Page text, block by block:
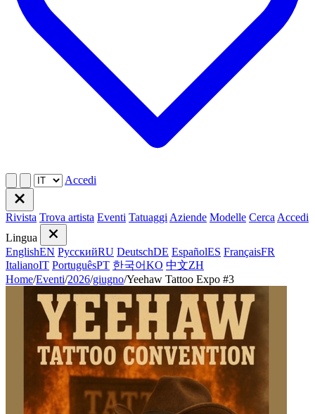
Accedi
Rivista Trova artista Eventi Tatuaggi Aziende Modelle Cerca Accedi
Lingua
EnglishEN РусскийRU DeutschDE EspañolES FrançaisFR
ItalianoIT PortuguêsPT 한국어KO 中文ZH
Home/Eventi/2026/giugno/Yeehaw Tattoo Expo #3